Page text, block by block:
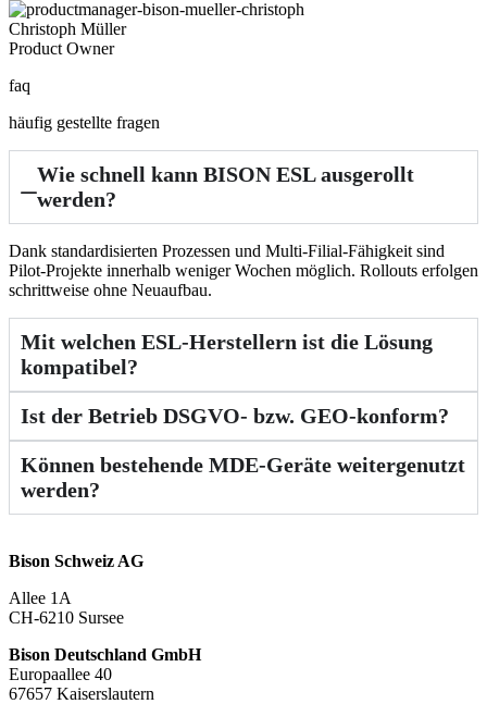
Christoph Müller
Product Owner
faq
häufig gestellte fragen
Wie schnell kann BISON ESL ausgerollt
werden?
Dank standardisierten Prozessen und Multi-Filial-Fähigkeit sind
Pilot-Projekte innerhalb weniger Wochen möglich. Rollouts erfolgen
schrittweise ohne Neuaufbau.
Mit welchen ESL‑Herstellern ist die Lösung
kompatibel?
Ist der Betrieb DSGVO‑ bzw. GEO‑konform?
Können bestehende MDE‑Geräte weitergenutzt
werden?
Bison Schweiz AG
Allee 1A
CH-6210 Sursee
Bison Deutschland GmbH
Europaallee 40
67657 Kaiserslautern